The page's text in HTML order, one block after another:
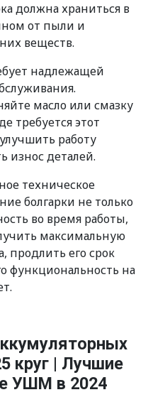
должна храниться в
от пыли и
веществ.
надлежащей
масло или смазку
требуется этот
работу
износ деталей.
техническое
болгарки не только
во время работы,
максимальную
продлить его срок
функциональность на
круг | Лучшие
УШМ в 2024